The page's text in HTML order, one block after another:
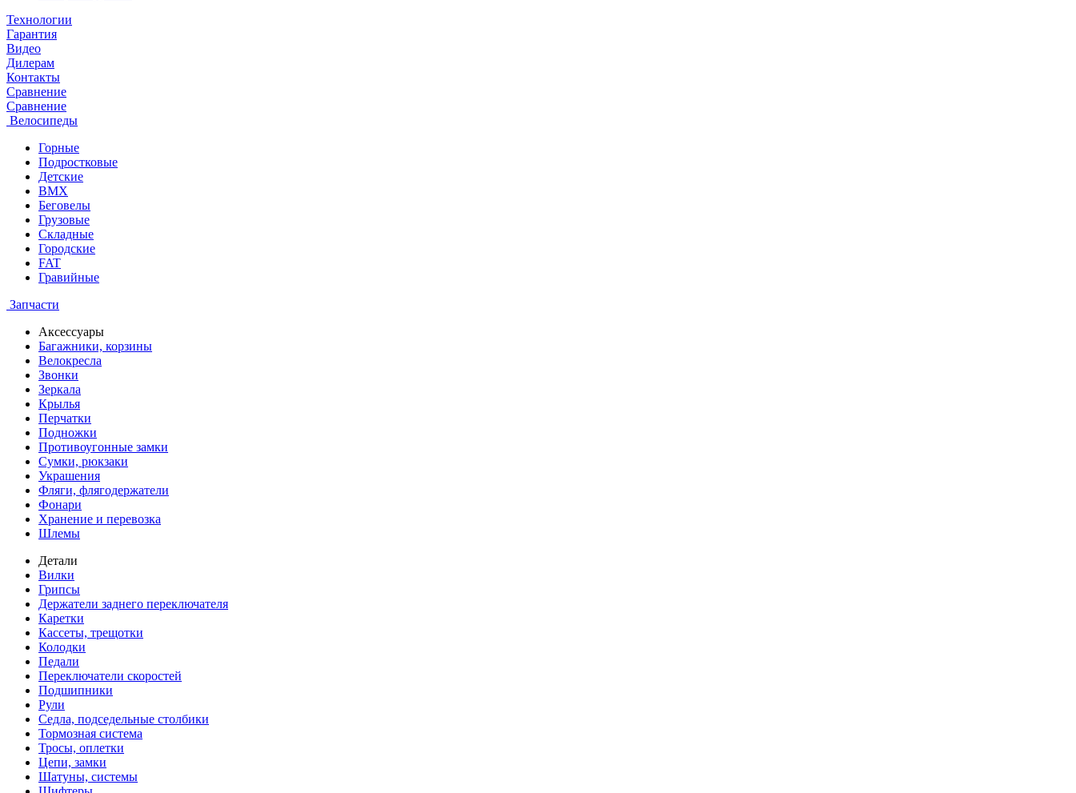
Технологии
Гарантия
Видео
Дилерам
Контакты
Сравнение
Сравнение
Велосипеды
Горные
Подростковые
Детские
BMX
Беговелы
Грузовые
Складные
Городские
FAT
Гравийные
Запчасти
Аксессуары
Багажники, корзины
Велокресла
Звонки
Зеркала
Крылья
Перчатки
Подножки
Противоугонные замки
Сумки, рюкзаки
Украшения
Фляги, флягодержатели
Фонари
Хранение и перевозка
Шлемы
Детали
Вилки
Грипсы
Держатели заднего переключателя
Каретки
Кассеты, трещотки
Колодки
Педали
Переключатели скоростей
Подшипники
Рули
Седла, подседельные столбики
Тормозная система
Тросы, оплетки
Цепи, замки
Шатуны, системы